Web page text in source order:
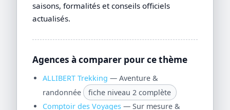
saisons, formalités et conseils officiels
actualisés.
Agences à comparer pour ce thème
ALLIBERT Trekking — Aventure &
randonnée
fiche niveau 2 complète
Comptoir des Voyages— Sur mesure &